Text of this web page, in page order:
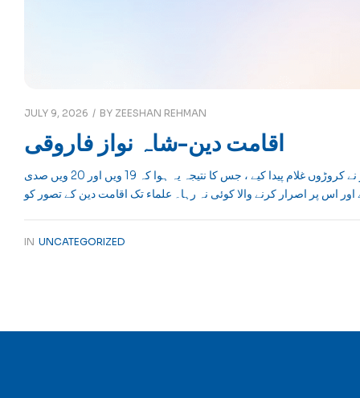
JULY 9, 2026 BY ZEESHAN REHMAN
اقامت دین-شاہ نواز فاروقی
شاہ نواز فاروقی ایڈیٹر ، روزمامہ “جسارت”کراچی مسلمانوں میں غلامی کی گہری فکر نے کروڑوں غلام پیدا کیے ، جس کا نتیجہ یہ ہوا کہ 19 ویں اور 20 ویں صدی
IN UNCATEGORIZED